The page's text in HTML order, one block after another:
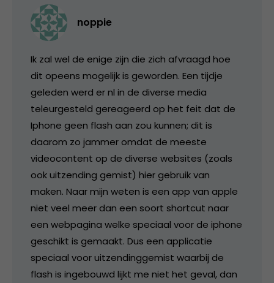
noppie
Ik zal wel de enige zijn die zich afvraagd hoe
dit opeens mogelijk is geworden. Een tijdje
geleden werd er nl in de diverse media
teleurgesteld gereageerd op het feit dat de
Iphone geen flash aan zou kunnen; dit is
daarom zo jammer omdat de meeste
videocontent op de diverse websites (zoals
ook uitzending gemist) hier gebruik van
maken. Naar mijn weten is een app van apple
niet veel meer dan een soort shortcut naar
een webpagina welke speciaal voor de iphone
geschikt is gemaakt. Dus een applicatie
speciaal voor uitzendinggemist waarbij de
flash is ingebouwd lijkt me niet het geval, dan